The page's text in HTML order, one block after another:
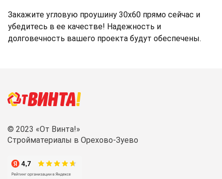
Закажите угловую проушину 30х60 прямо сейчас и
убедитесь в ее качестве! Надежность и
долговечность вашего проекта будут обеспечены.
© 2023 «От Винта!»
Стройматериалы в Орехово-Зуево